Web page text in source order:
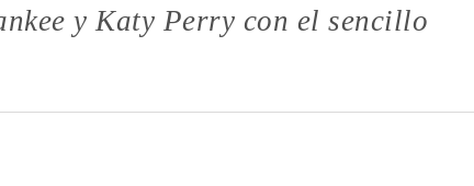
y Katy Perry con el sencillo